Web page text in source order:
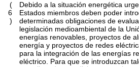
(
6
)
Debido a la situación energética
Estados miembros deben poder
determinadas obligaciones de
legislación medioambiental de la
energías renovables, proyectos de
energía y proyectos de redes
para la integración de las energías
eléctrico. Para que se introduzcan